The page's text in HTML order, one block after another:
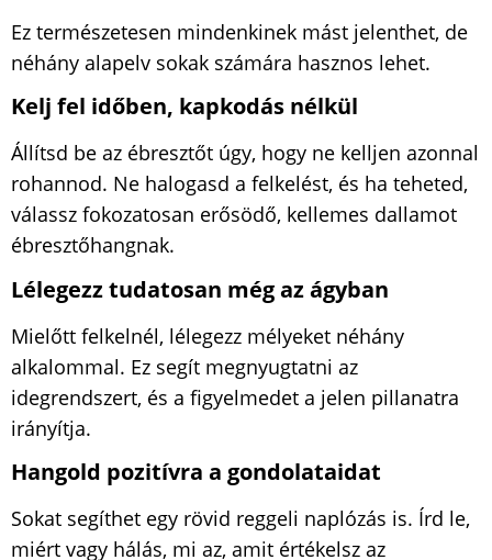
Ez természetesen mindenkinek mást jelenthet, de
néhány alapelv sokak számára hasznos lehet.
Kelj fel időben, kapkodás nélkül
Állítsd be az ébresztőt úgy, hogy ne kelljen azonnal
rohannod. Ne halogasd a felkelést, és ha teheted,
válassz fokozatosan erősödő, kellemes dallamot
ébresztőhangnak.
Lélegezz tudatosan még az ágyban
Mielőtt felkelnél, lélegezz mélyeket néhány
alkalommal. Ez segít megnyugtatni az
idegrendszert, és a figyelmedet a jelen pillanatra
irányítja.
Hangold pozitívra a gondolataidat
Sokat segíthet egy rövid reggeli naplózás is. Írd le,
miért vagy hálás, mi az, amit értékelsz az